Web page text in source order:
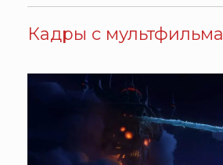
Кадры с мультфильма